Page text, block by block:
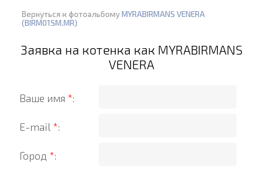
Вернуться к фотоальбомуMYRABIRMANS VENERA
(BIRM01SM.MR)
Заявка на котенка как MYRABIRMANS
VENERA
Ваше имя *:
E-mail *:
Город *: